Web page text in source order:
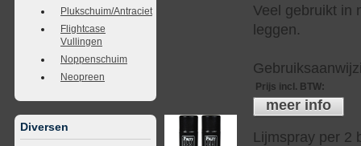
Plukschuim/Antraciet
Flightcase
Vullingen
Noppenschuim
Neopreen
Diversen
Veel gebruikt in
leggen.
Prijs incl. BTW:
meer info
Lijmspray per 2